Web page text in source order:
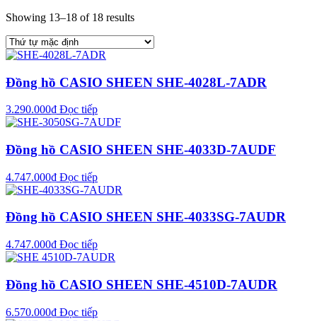
Showing 13–18 of 18 results
Đồng hồ CASIO SHEEN SHE-4028L-7ADR
3.290.000₫ Đọc tiếp
Đồng hồ CASIO SHEEN SHE-4033D-7AUDF
4.747.000₫ Đọc tiếp
Đồng hồ CASIO SHEEN SHE-4033SG-7AUDR
4.747.000₫ Đọc tiếp
Đồng hồ CASIO SHEEN SHE-4510D-7AUDR
6.570.000₫ Đọc tiếp